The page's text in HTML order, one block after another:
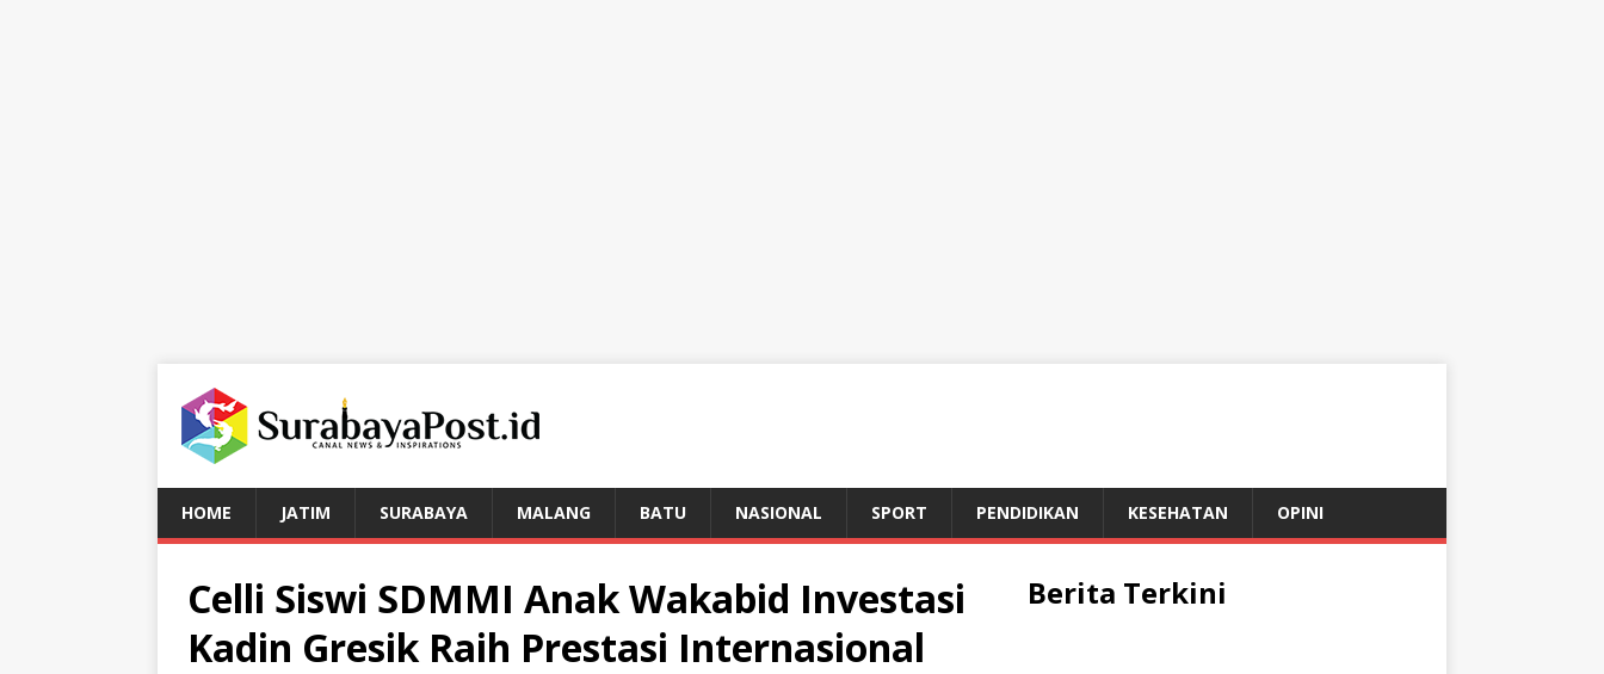
HOME JATIM SURABAYA MALANG BATU NASIONAL SPORT PENDIDIKAN KESEHATAN OPINI
Celli Siswi SDMMI Anak Wakabid Investasi
Kadin Gresik Raih Prestasi Internasional
Berita Terkini